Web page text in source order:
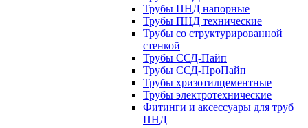
Трубы ПНД напорные
Трубы ПНД технические
Трубы со структурированной
стенкой
Трубы ССД-Пайп
Трубы ССД-ПроПайп
Трубы хризотилцементные
Трубы электротехнические
Фитинги и аксессуары для труб
ПНД